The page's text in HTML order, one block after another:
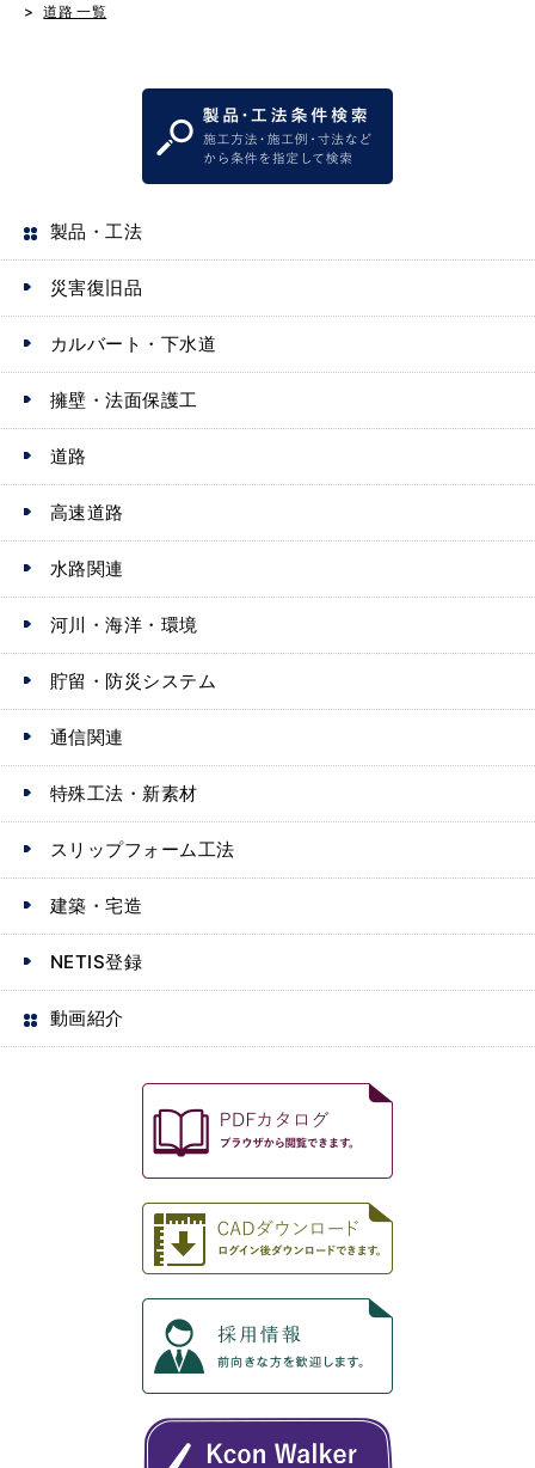
道路 一覧
製品・工法
災害復旧品
カルバート・下水道
擁壁・法面保護工
道路
高速道路
水路関連
河川・海洋・環境
貯留・防災システム
通信関連
特殊工法・新素材
スリップフォーム工法
建築・宅造
NETIS登録
動画紹介